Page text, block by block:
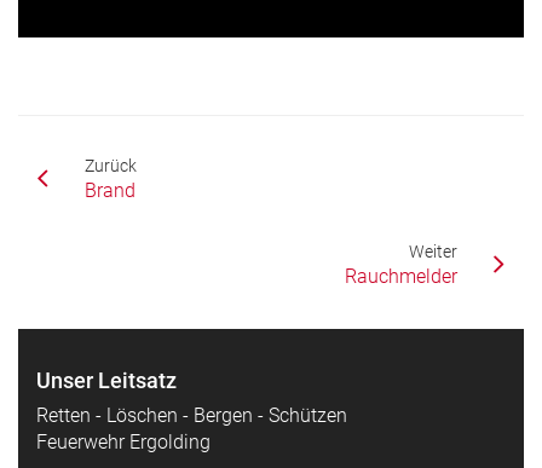
Zurück
Brand
Weiter
Rauchmelder
Unser Leitsatz
Retten - Löschen - Bergen - Schützen
Feuerwehr Ergolding